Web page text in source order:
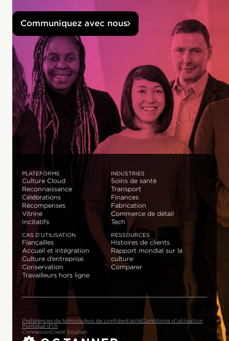
Communiquez avec nous
PLATEFORME
Culture Cloud
Reconnaissance
Célébrations
Récompenses
Vitrine
Incitatifs
INDUSTRIES
Soins de santé
Transport
Finances
Fabrication
Commerce de détail
Tech
CAS D’UTILISATION
Fiançailles
Accueil et intégration
Culture d’entreprise
Conservation
Travailleurs hors ligne
RESSOURCES
Histoires de clients
Rapport mondial sur la
culture
Comparer
Préférences de témoinsAvis de confidentialitéConditions d’utilisation
Politique d’IA
ConnexionClient Soutien